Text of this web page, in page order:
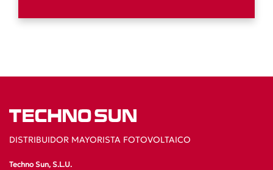
DISTRIBUIDOR MAYORISTA FOTOVOLTAICO
Techno Sun, S.L.U.